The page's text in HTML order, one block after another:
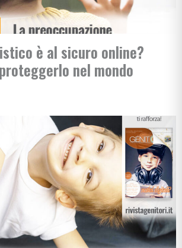
è al sicuro online?
nel mondo